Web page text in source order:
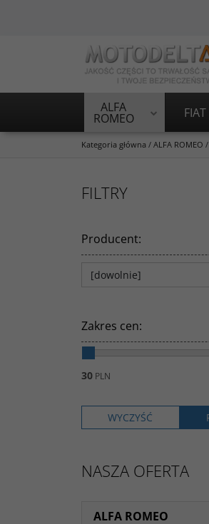
ALFA
ROMEO FIAT
Kategoria główna / ALFA ROMEO /
FILTRY
Producent:
Zakres cen:
30 PLN
NASZA OFERTA
ALFA ROMEO